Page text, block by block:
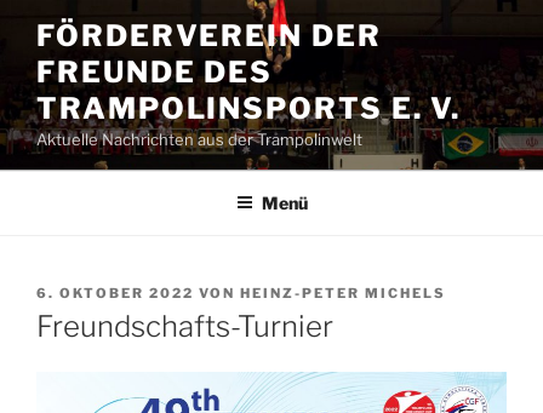
Inhalt
springen
FÖRDERVEREIN DER
FREUNDE DES
TRAMPOLINSPORTS E. V.
Aktuelle Nachrichten aus der Trampolinwelt
Menü
VERÖFFENTLICHT
AM
6. OKTOBER 2022 VON HEINZ-PETER MICHELS
Freundschafts-Turnier